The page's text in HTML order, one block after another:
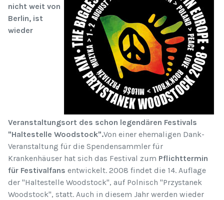
nicht weit von
Berlin, ist
wieder
Veranstaltungsort des schon legendären Festivals
"Haltestelle Woodstock".Von einer ehemaligen Dank-
Veranstaltung für die Spendensammler für
Krankenhäuser hat sich das Festival zum Pflichttermin
für Festivalfans entwickelt. 2008 findet die 14. Auflage
der "Haltestelle Woodstock", auf Polnisch "Przystanek
Woodstock", statt. Auch in diesem Jahr werden wieder